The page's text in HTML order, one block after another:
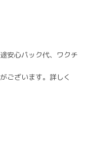
安心パック代、ワクチ
ございます。詳しく